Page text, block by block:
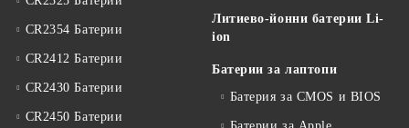
CR2354 Батерии
CR2412 Батерии
CR2430 Батерии
CR2450 Батерии
Литиево-йонни батерии Li-
ion
Батерии за лаптопи
Батерия за CMOS и BIOS